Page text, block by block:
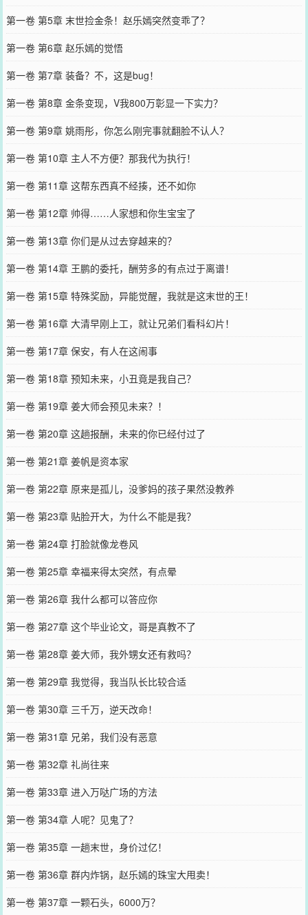
第一卷 第5章 末世捡金条！赵乐嫣突然变乖了？
第一卷 第6章 赵乐嫣的觉悟
第一卷 第7章 装备？不，这是bug！
第一卷 第8章 金条变现，V我800万彰显一下实力？
第一卷 第9章 姚雨彤，你怎么刚完事就翻脸不认人？
第一卷 第10章 主人不方便？那我代为执行！
第一卷 第11章 这帮东西真不经揍，还不如你
第一卷 第12章 帅得……人家想和你生宝宝了
第一卷 第13章 你们是从过去穿越来的？
第一卷 第14章 王鹏的委托，酬劳多的有点过于离谱！
第一卷 第15章 特殊奖励，异能觉醒，我就是这末世的王！
第一卷 第16章 大清早刚上工，就让兄弟们看科幻片！
第一卷 第17章 保安，有人在这闹事
第一卷 第18章 预知未来，小丑竟是我自己？
第一卷 第19章 姜大师会预见未来？！
第一卷 第20章 这趟报酬，未来的你已经付过了
第一卷 第21章 姜帆是资本家
第一卷 第22章 原来是孤儿，没爹妈的孩子果然没教养
第一卷 第23章 贴脸开大，为什么不能是我？
第一卷 第24章 打脸就像龙卷风
第一卷 第25章 幸福来得太突然，有点晕
第一卷 第26章 我什么都可以答应你
第一卷 第27章 这个毕业论文，哥是真教不了
第一卷 第28章 姜大师，我外甥女还有救吗？
第一卷 第29章 我觉得，我当队长比较合适
第一卷 第30章 三千万，逆天改命！
第一卷 第31章 兄弟，我们没有恶意
第一卷 第32章 礼尚往来
第一卷 第33章 进入万哒广场的方法
第一卷 第34章 人呢？见鬼了？
第一卷 第35章 一趟末世，身价过亿！
第一卷 第36章 群内炸锅，赵乐嫣的珠宝大甩卖！
第一卷 第37章 一颗石头，6000万？